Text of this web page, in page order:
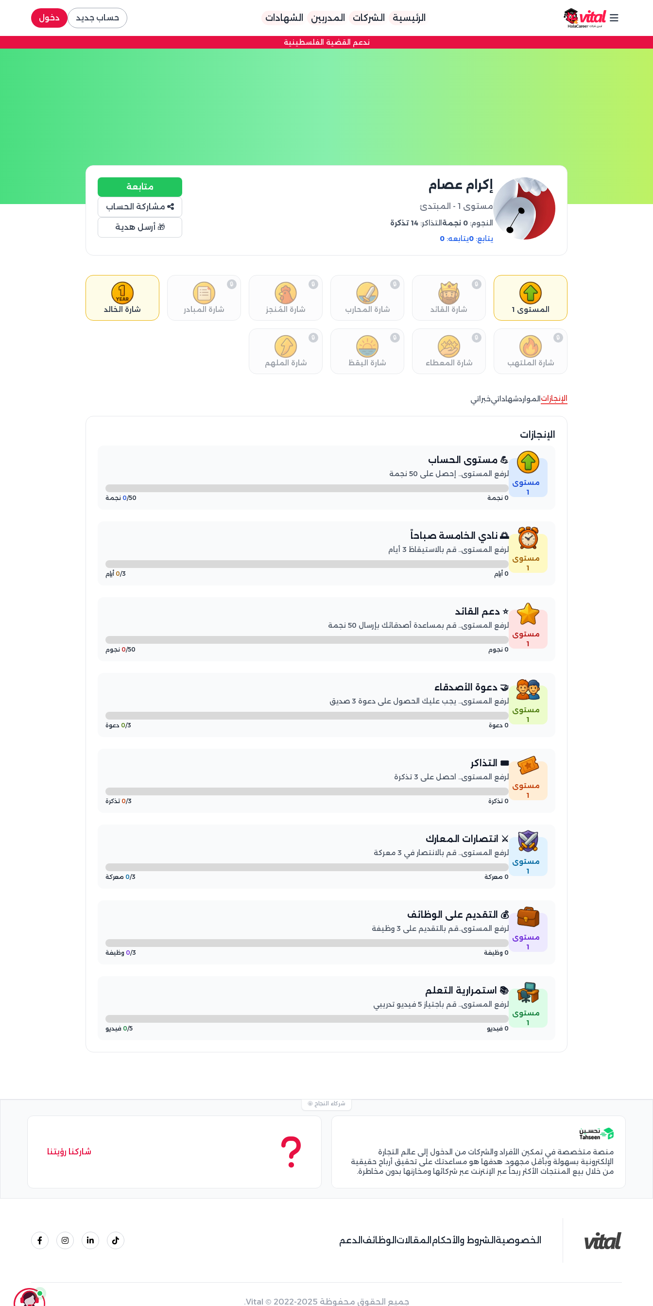
الرئيسية الشركات المدربين الشهادات حساب جديد دخول
ندعم القضية الفلسطينية
إكرام عصام
مستوى 1 - المبتدئ
النجوم: 0 نجمة التذاكر: 14 تذكرة
يتابع: 0يتابعه: 0
متابعة
مشاركة الحساب
🎁 أرسل هدية
المستوى 1 شارة القائد
🔒
شارة المحارب
🔒
شارة المُنجز
🔒
شارة المبادر
🔒
شارة الخالد
شارة الملتهب
🔒
شارة المعطاء
🔒
شارة اليقظ
🔒
شارة الملهم
🔒
الإنجازات المواردشهاداتيخبراتي
الإنجازات
مستوى
1
💪 مستوى الحساب
لرفع المستوى.. إحصل على 50 نجمة
0 نجمة 0/50 نجمة
مستوى
1
🌅 نادي الخامسة صباحاً
لرفع المستوى.. قم بالاستيقاظ 3 أيام
0 أيام 0/3 أيام
مستوى
1
⭐ دعم القائد
لرفع المستوى.. قم بمساعدة أصدقائك بإرسال 50 نجمة
0 نجوم 0/50 نجوم
مستوى
1
🤝 دعوة الأصدقاء
لرفع المستوى.. يجب عليك الحصول على دعوة 3 صديق
0 دعوة 0/3 دعوة
مستوى
1
🎟️ التذاكر
لرفع المستوى.. احصل على 3 تذكرة
0 تذكرة 0/3 تذكرة
مستوى
1
⚔️ انتصارات المعارك
لرفع المستوى.. قم بالانتصار في 3 معركة
0 معركة 0/3 معركة
مستوى
1
💰 التقديم على الوظائف
لرفع المستوى..قم بالتقديم على 3 وظيفة
0 وظيفة 0/3 وظيفة
مستوى
1
📚 استمرارية التعلم
لرفع المستوى.. قم باجتياز 5 فيديو تدريبي
0 فيديو 0/5 فيديو
شركاء النجاح 🤩
منصة متخصصة في تمكين الأفراد والشركات من الدخول إلى عالم التجارة
الإلكترونية بسهولة وبأقل مجهود. هدفها هو مساعدتك على تحقيق أرباح حقيقية
من خلال بيع المنتجات الأكثر ربحاً عبر الإنترنت عبر شركائها ومخازنها بدون مخاطرة.
شاركنا رؤيتنا
الخصوصية الشروط والأحكام المقالات الوظائف الدعم
جميع الحقوق محفوظة Vital © 2022-2025.